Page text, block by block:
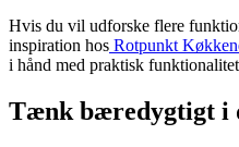
Hvis du vil udforske flere
inspiration hos Rotpunkt
i hånd med praktisk
Tænk bæredygtigt i